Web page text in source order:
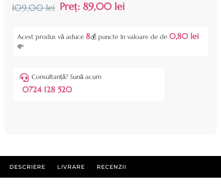
109,00 lei Preț: 89,00 lei
Acest produs vă aduce 8💰 puncte în valoare de de 0,80 lei
💸
Consultanță? Sună acum
0724 128 520
DESCRIERE LIVRARE RECENZII